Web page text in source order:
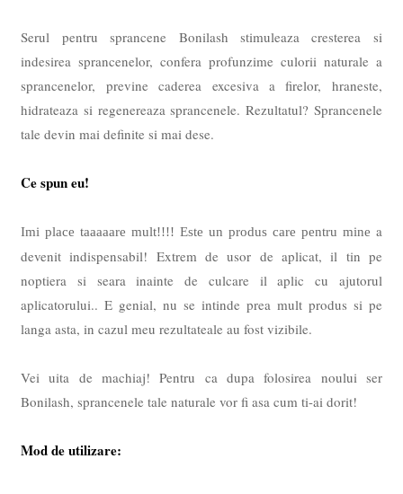
Serul pentru sprancene Bonilash stimuleaza cresterea si
indesirea sprancenelor, confera profunzime culorii naturale a
sprancenelor, previne caderea excesiva a firelor, hraneste,
hidrateaza si regenereaza sprancenele. Rezultatul? Sprancenele
tale devin mai definite si mai dese.
Ce spun eu!
Imi place taaaaare mult!!!! Este un produs care pentru mine a
devenit indispensabil! Extrem de usor de aplicat, il tin pe
noptiera si seara inainte de culcare il aplic cu ajutorul
aplicatorului.. E genial, nu se intinde prea mult produs si pe
langa asta, in cazul meu rezultateale au fost vizibile.
Vei uita de machiaj! Pentru ca dupa folosirea noului ser
Bonilash, sprancenele tale naturale vor fi asa cum ti-ai dorit!
Mod de utilizare: